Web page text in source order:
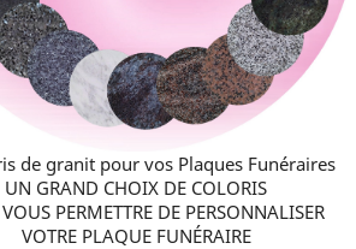
de granit pour vos Plaques Funéraires
UN GRAND CHOIX DE COLORIS
PERMETTRE DE PERSONNALISER
VOTRE PLAQUE FUNÉRAIRE